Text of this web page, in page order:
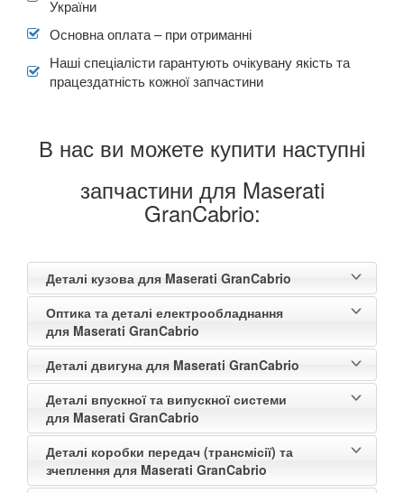
В наявності!
України
Основна оплата – при отриманні
Наші спеціалісти гарантують очікувану якість та
працездатність кожної запчастини
В нас ви можете купити наступні
запчастини для Maserati
GranCabrio:
Деталі кузова для Maserati GranCabrio
Оптика та деталі електрообладнання
для Maserati GranCabrio
Деталі двигуна для Maserati GranCabrio
Деталі впускної та випускної системи
для Maserati GranCabrio
Деталі коробки передач (трансмісії) та
зчеплення для Maserati GranCabrio